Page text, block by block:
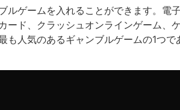
ルゲームを入れることができます。電
ド、クラッシュオンラインゲーム、
人気のあるギャンブルゲームの1つで